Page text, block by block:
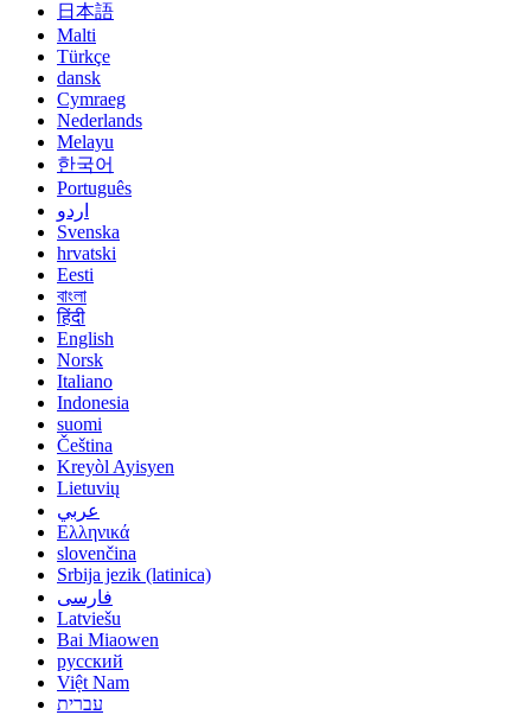
日本語
Malti
Türkçe
dansk
Cymraeg
Nederlands
Melayu
한국어
Português
اردو
Svenska
hrvatski
Eesti
বাংলা
हिंदी
English
Norsk
Italiano
Indonesia
suomi
Čeština
Kreyòl Ayisyen
Lietuvių
عربي
Ελληνικά
slovenčina
Srbija jezik (latinica)
فارسی
Latviešu
Bai Miaowen
русский
Việt Nam
עברית